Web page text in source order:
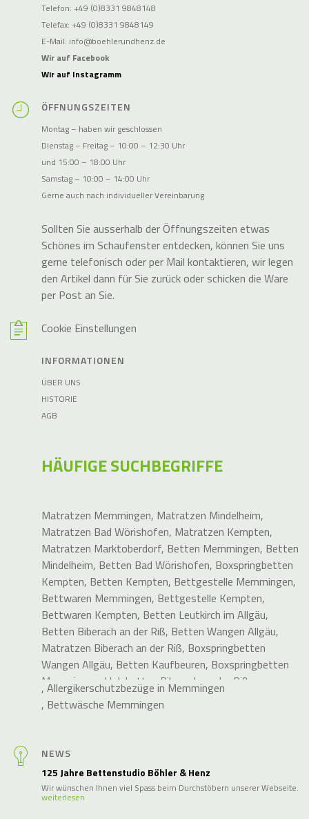
Telefon: +49 (0)8331 9848148
Telefax: +49 (0)8331 9848149
E-Mail: info@boehlerundhenz.de
Wir auf Facebook
Wir auf Instagramm
ÖFFNUNGSZEITEN
Montag – haben wir geschlossen
Dienstag – Freitag – 10:00 – 12:30 Uhr
und 15:00 – 18:00 Uhr
Samstag – 10:00 – 14:00 Uhr
Gerne auch nach individueller Vereinbarung
Sollten Sie ausserhalb der Öffnungszeiten etwas
Schönes im Schaufenster entdecken, können Sie uns
gerne telefonisch oder per Mail kontaktieren, wir legen
den Artikel dann für Sie zurück oder schicken die Ware
per Post an Sie.
Cookie Einstellungen
INFORMATIONEN
ÜBER UNS
HISTORIE
AGB
HÄUFIGE SUCHBEGRIFFE
Matratzen Memmingen, Matratzen Mindelheim,
Matratzen Bad Wörishofen, Matratzen Kempten,
Matratzen Marktoberdorf, Betten Memmingen, Betten
Mindelheim, Betten Bad Wörishofen, Boxspringbetten
Kempten, Betten Kempten, Bettgestelle Memmingen,
Bettwaren Memmingen, Bettgestelle Kempten,
Bettwaren Kempten, Betten Leutkirch im Allgäu,
Betten Biberach an der Riß, Betten Wangen Allgäu,
Matratzen Biberach an der Riß, Boxspringbetten
Wangen Allgäu, Betten Kaufbeuren, Boxspringbetten
Memmingen , Holzbetten Biberach an der Riß
Elektrische Lattenroste Memmingen,Holzbett Biberach
an der Riß,Metallfreie Betten
Holzbetten für Mindelheim
Kempten ,Holzbetten Bad Wörishofen
Leutkirch im Allgäu
Elektrische Lattenroste Leutkirch
, Allergikerschutzbezüge in Memmingen
, Bettwäsche Memmingen
NEWS
125 Jahre Bettenstudio Böhler & Henz
Wir wünschen Ihnen viel Spass beim Durchstöbern unserer Webseite.
weiterlesen